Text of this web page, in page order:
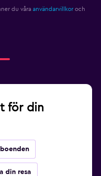
du våra användarvillkor och
för din
din resa